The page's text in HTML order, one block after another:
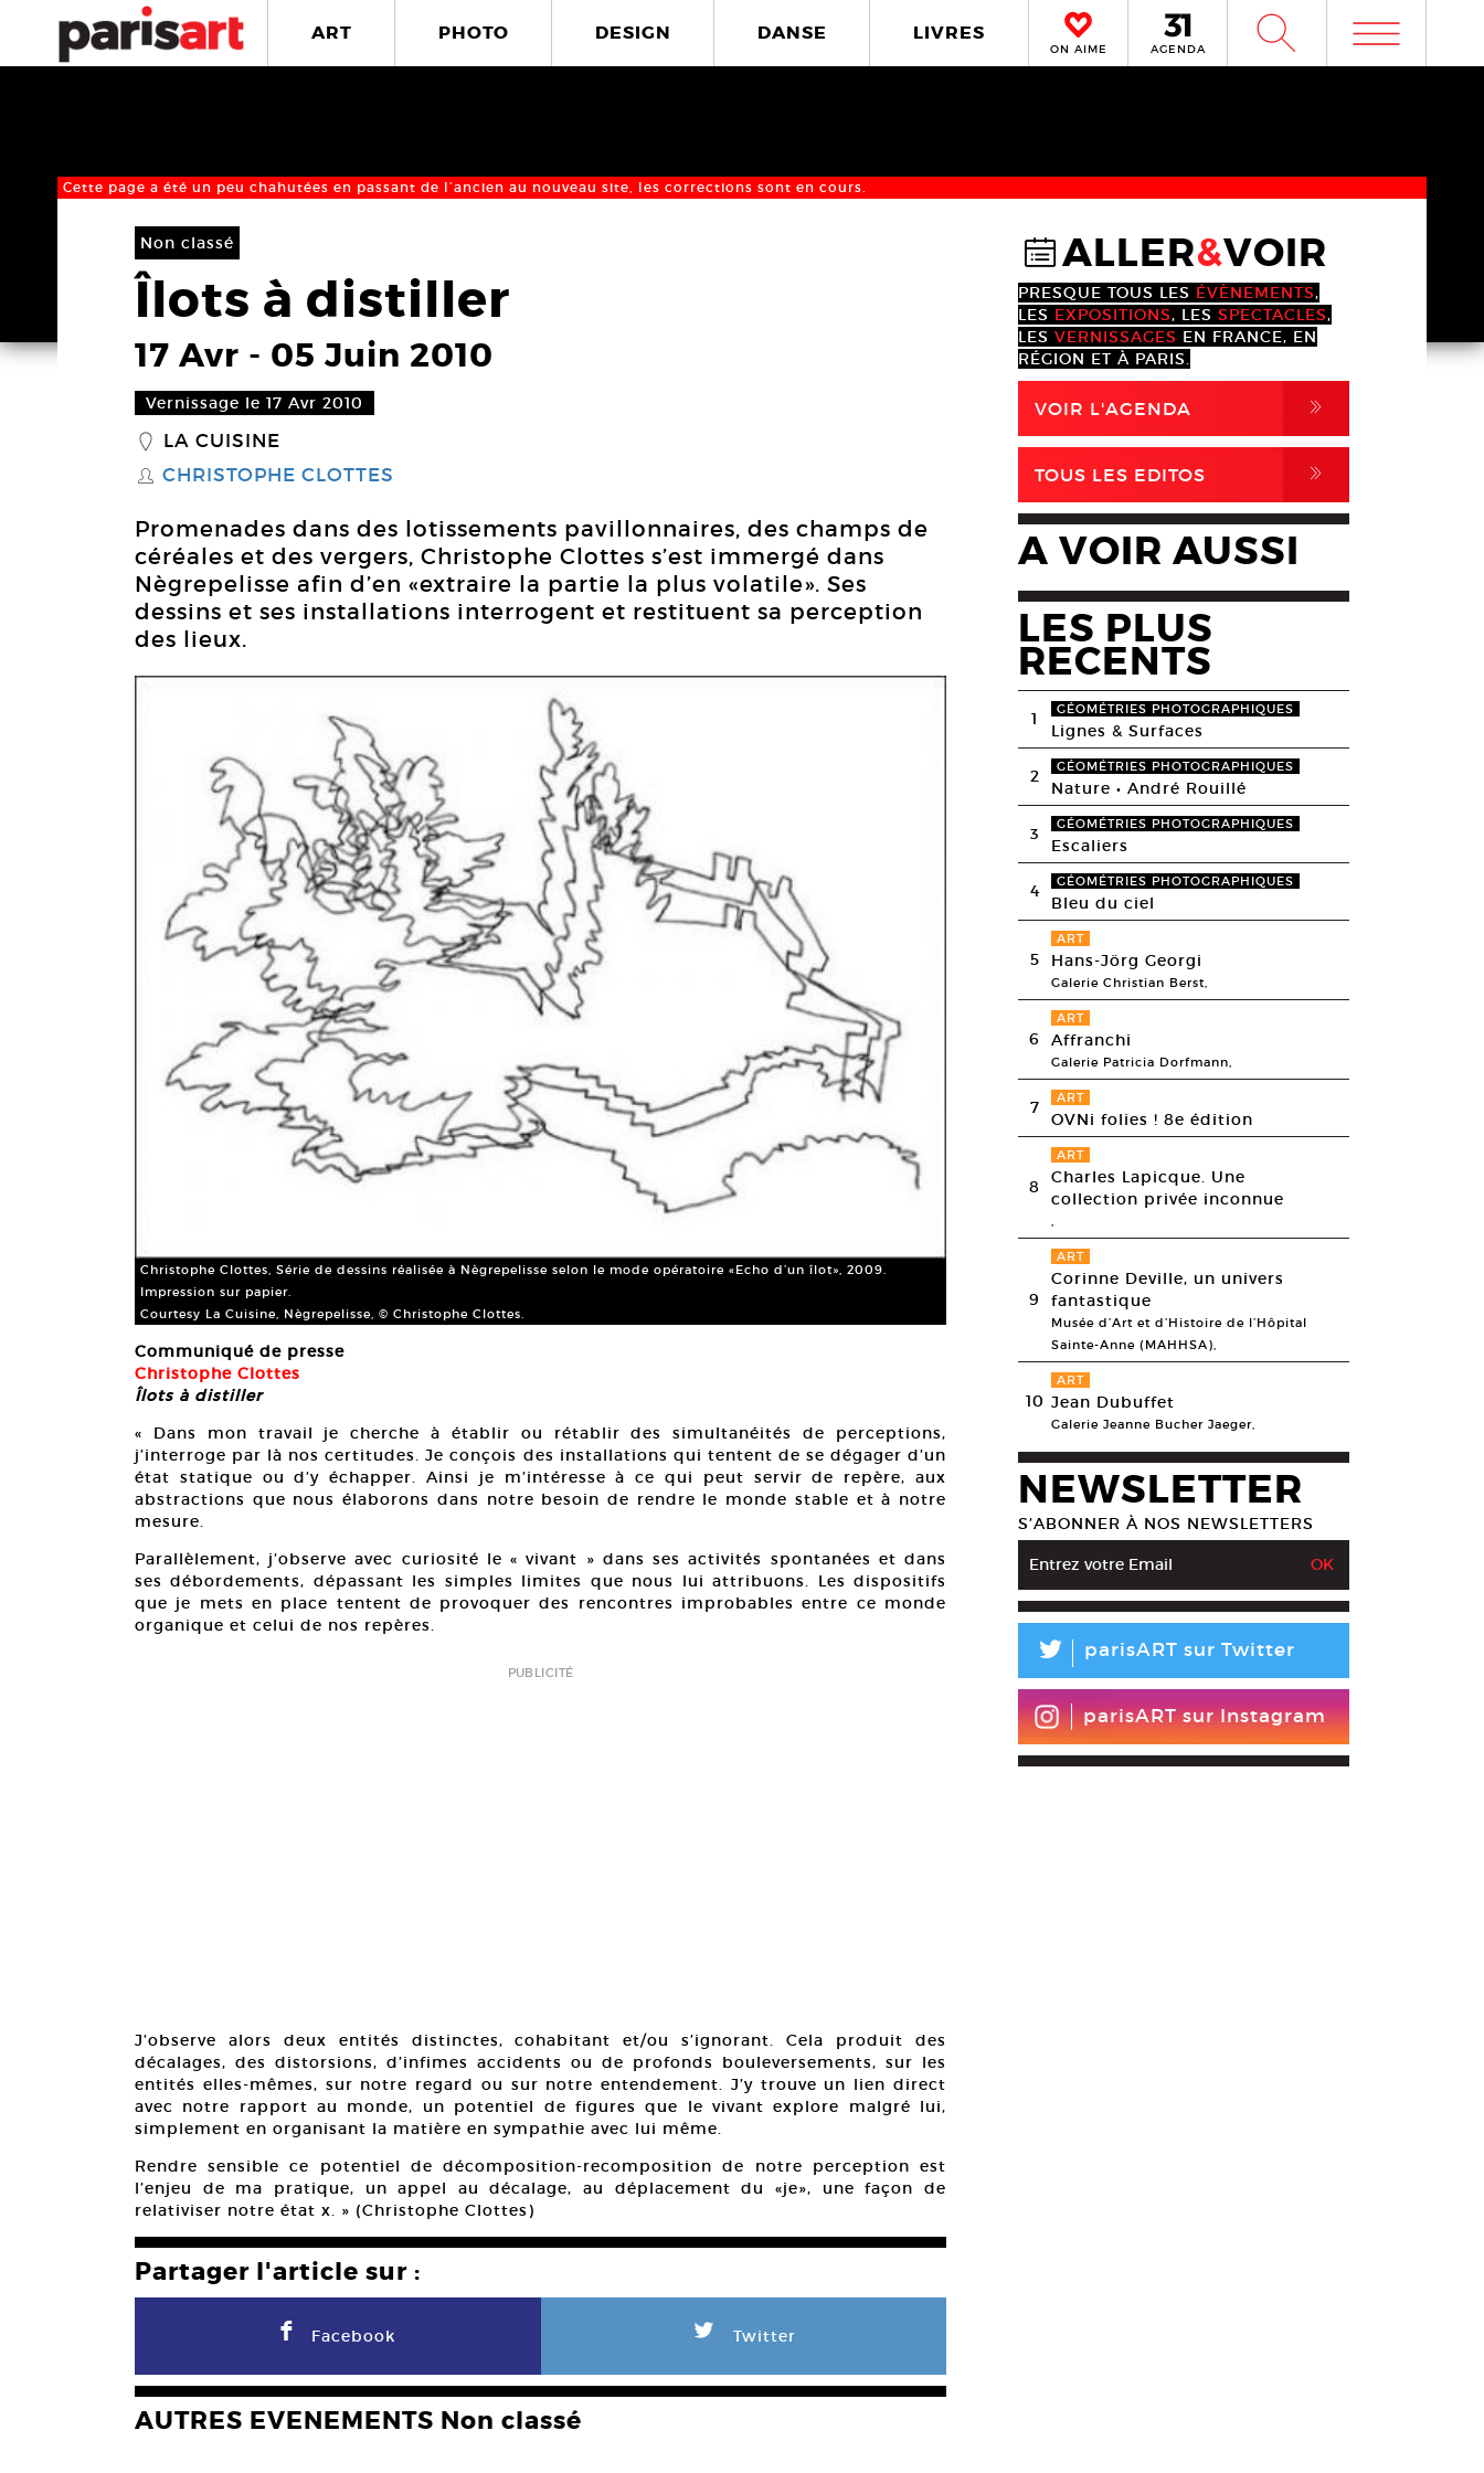
ART PHOTO DESIGN DANSE LIVRES
ON AIME AGENDA W m
Cette page a été un peu chahutées en passant de l’ancien au nouveau site, les corrections sont en cours.
Non classé
Îlots à distiller
17 Avr - 05 Juin 2010
Vernissage le 17 Avr 2010
_ LA CUISINE
S CHRISTOPHE CLOTTES
Promenades dans des lotissements pavillonnaires, des champs de
céréales et des vergers, Christophe Clottes s’est immergé dans
Nègrepelisse afin d’en «extraire la partie la plus volatile». Ses
dessins et ses installations interrogent et restituent sa perception
des lieux.
Christophe Clottes, Série de dessins réalisée à Nègrepelisse selon le mode opératoire «Echo d’un îlot», 2009.
Impression sur papier.
Courtesy La Cuisine, Nègrepelisse, © Christophe Clottes.
Communiqué de presse
Christophe Clottes
Îlots à distiller
« Dans mon travail je cherche à établir ou rétablir des simultanéités de perceptions,
j’interroge par là nos certitudes. Je conçois des installations qui tentent de se dégager d’un
état statique ou d’y échapper. Ainsi je m’intéresse à ce qui peut servir de repère, aux
abstractions que nous élaborons dans notre besoin de rendre le monde stable et à notre
mesure.
Parallèlement, j’observe avec curiosité le « vivant » dans ses activités spontanées et dans
ses débordements, dépassant les simples limites que nous lui attribuons. Les dispositifs
que je mets en place tentent de provoquer des rencontres improbables entre ce monde
organique et celui de nos repères.
PUBLICITÉ
J’observe alors deux entités distinctes, cohabitant et/ou s’ignorant. Cela produit des
décalages, des distorsions, d’infimes accidents ou de profonds bouleversements, sur les
entités elles-mêmes, sur notre regard ou sur notre entendement. J’y trouve un lien direct
avec notre rapport au monde, un potentiel de figures que le vivant explore malgré lui,
simplement en organisant la matière en sympathie avec lui même.
Rendre sensible ce potentiel de décomposition-recomposition de notre perception est
l’enjeu de ma pratique, un appel au décalage, au déplacement du «je», une façon de
relativiser notre état x. » (Christophe Clottes)
Partager l'article sur :
F Facebook L Twitter
AUTRES EVENEMENTS Non classé
@ALLER&VOIR
PRESQUE TOUS LES ÉVÈNEMENTS,
LES EXPOSITIONS, LES SPECTACLES,
LES VERNISSAGES EN FRANCE, EN
RÉGION ET À PARIS.
VOIR L'AGENDA ,
TOUS LES EDITOS ,
A VOIR AUSSI
LES PLUS
RECENTS
1 GÉOMÉTRIES PHOTOGRAPHIQUES
Lignes & Surfaces
2 GÉOMÉTRIES PHOTOGRAPHIQUES
Nature • André Rouillé
3 GÉOMÉTRIES PHOTOGRAPHIQUES
Escaliers
4 GÉOMÉTRIES PHOTOGRAPHIQUES
Bleu du ciel
5
ART
Hans-Jörg Georgi
Galerie Christian Berst,
6
ART
Affranchi
Galerie Patricia Dorfmann,
7 ART
OVNi folies ! 8e édition
8
ART
Charles Lapicque. Une
collection privée inconnue
,
9
ART
Corinne Deville, un univers
fantastique
Musée d’Art et d’Histoire de l’Hôpital
Sainte-Anne (MAHHSA),
10
ART
Jean Dubuffet
Galerie Jeanne Bucher Jaeger,
NEWSLETTER
S’ABONNER À NOS NEWSLETTERS
L parisART sur Twitter
parisART sur Instagram